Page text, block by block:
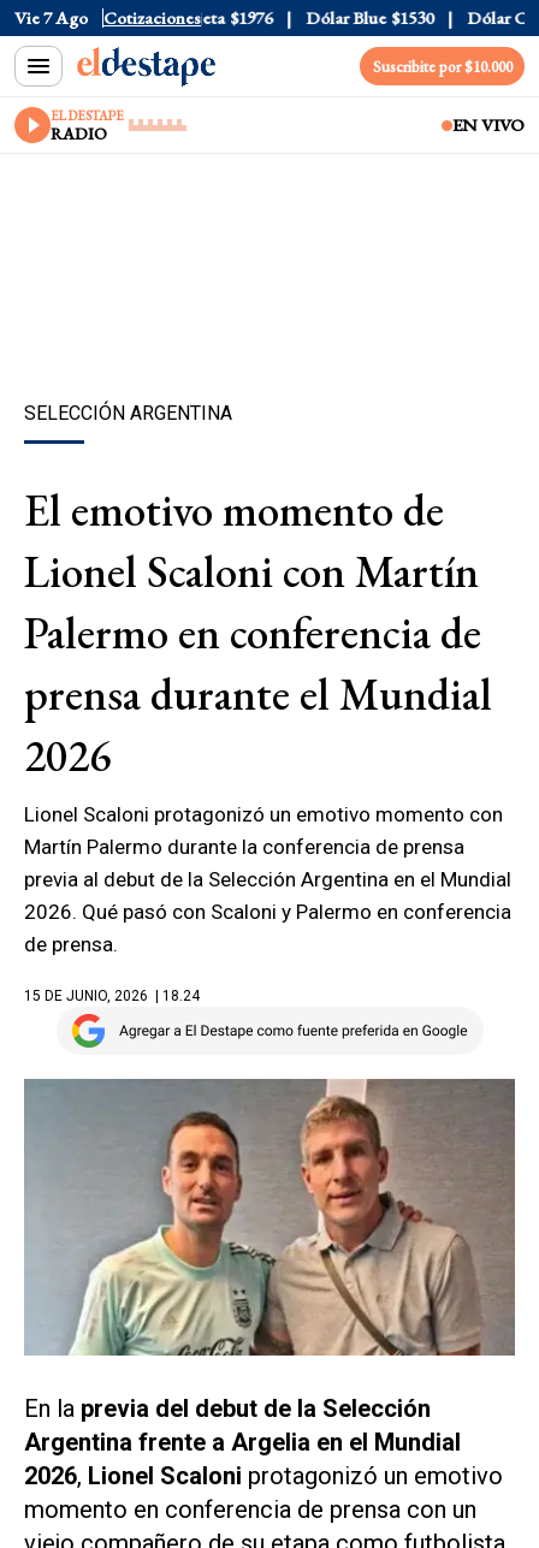
Vie 7 Ago Cotizaciones
$1520 Dólar Tarjeta $1976 Dólar Blue $1530 Dólar CCL
Suscribite por $10.000
EL DESTAPE
RADIO EN VIVO
SELECCIÓN ARGENTINA
El emotivo momento de
Lionel Scaloni con Martín
Palermo en conferencia de
prensa durante el Mundial
2026
Lionel Scaloni protagonizó un emotivo momento con
Martín Palermo durante la conferencia de prensa
previa al debut de la Selección Argentina en el Mundial
2026. Qué pasó con Scaloni y Palermo en conferencia
de prensa.
15 DE JUNIO, 2026 | 18.24
En la previa del debut de la Selección
Argentina frente a Argelia en el Mundial
2026, Lionel Scaloni protagonizó un emotivo
momento en conferencia de prensa con un